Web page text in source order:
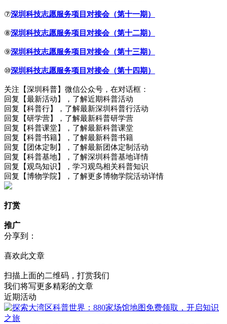
⑦深圳科技志愿服务项目对接会（第十一期）
⑧深圳科技志愿服务项目对接会（第十二期）
⑨深圳科技志愿服务项目对接会（第十三期）
⑩深圳科技志愿服务项目对接会（第十四期）
关注【深圳科普】微信公众号，在对话框：
回复【最新活动】，了解近期科普活动
回复【科普行】，了解最新深圳科普行活动
回复【研学营】，了解最新科普研学营
回复【科普课堂】，了解最新科普课堂
回复【科普书籍】，了解最新科普书籍
回复【团体定制】，了解最新团体定制活动
回复【科普基地】，了解深圳科普基地详情
回复【观鸟知识】，学习观鸟相关科普知识
回复【博物学院】，了解更多博物学院活动详情
打赏
推广
分享到：
喜欢此文章
扫描上面的二维码，打赏我们
我们将写更多精彩的文章
近期活动